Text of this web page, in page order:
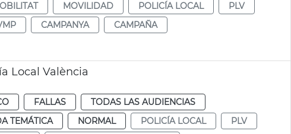
MOVILIDAD POLICÍA LOCAL
PLV
CAMPANYA
CAMPAÑA
Local València
FALLAS
TODAS LAS AUDIENCIAS
TEMÁTICA NORMAL POLICÍA LOCAL
PLV